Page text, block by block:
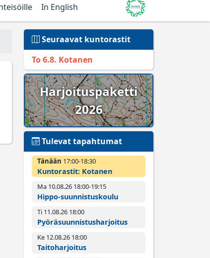
In English
Seuraavat kuntorastit
To 6.8. Kotanen
Harjoituspaketti
2026
Tulevat tapahtumat
Tänään 17:00­-18:30
Kuntorastit: Kotanen
Ma 10.08.26 18:00­-19:15
Hippo-suunnistuskoulu
Ti 11.08.26 18:00­
Pyörä­suunnistus­harjoitus
Ke 12.08.26 18:00­
Taitoharjoitus